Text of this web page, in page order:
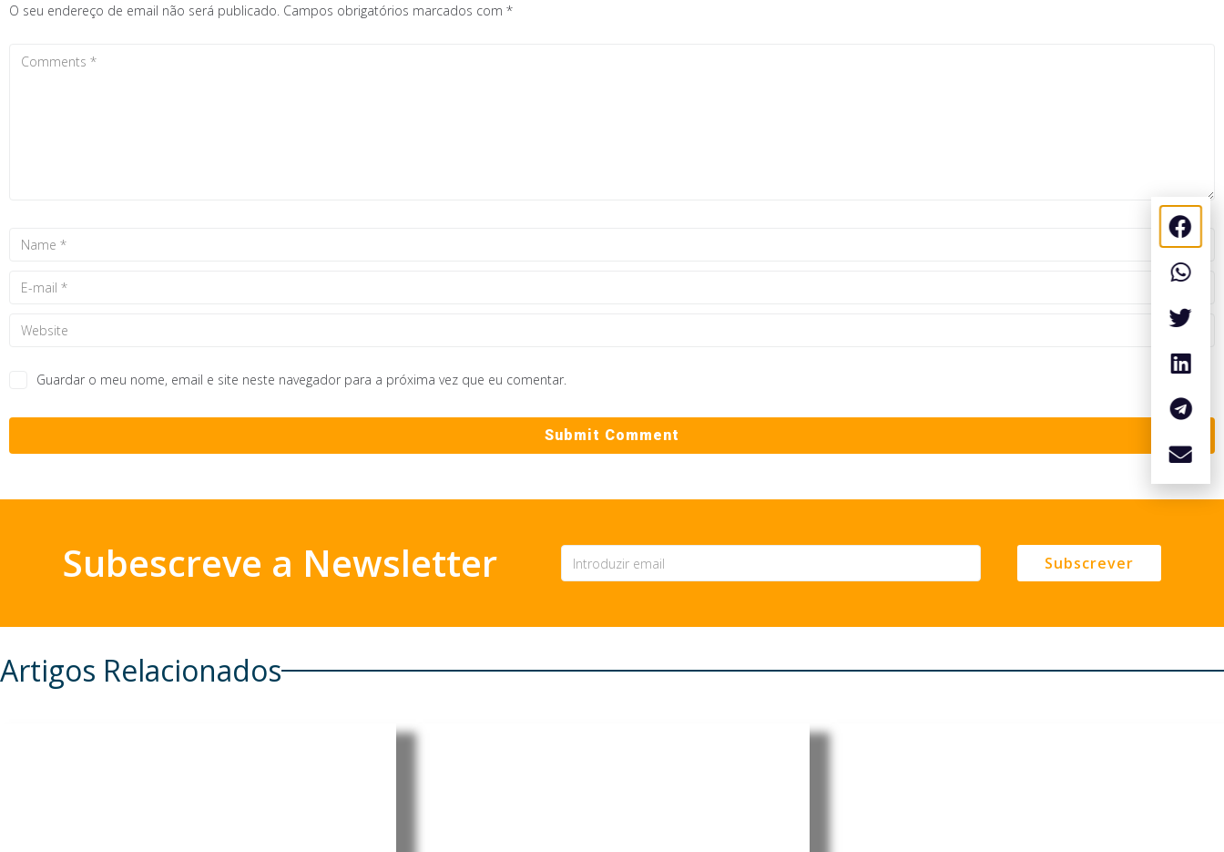
O seu endereço de email não será publicado. Campos obrigatórios marcados com *
Guardar o meu nome, email e site neste navegador para a próxima vez que eu comentar.
Subescreve a Newsletter Subscrever
Artigos Relacionados